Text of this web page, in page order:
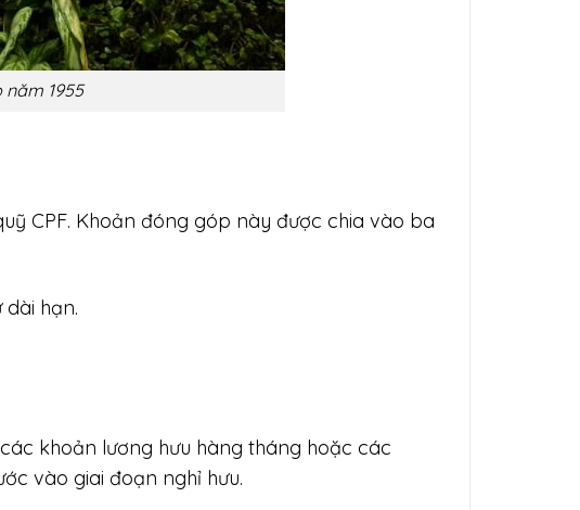
1955
CPF. Khoản đóng góp này được chia vào ba
hạn.
khoản lương hưu hàng tháng hoặc các
vào giai đoạn nghỉ hưu.